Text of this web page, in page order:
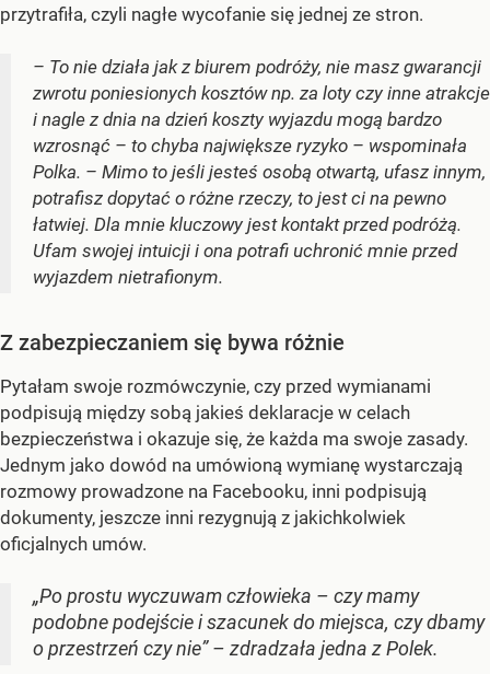
przytrafiła, czyli nagłe wycofanie się jednej ze stron.
– To nie działa jak z biurem podróży, nie masz gwarancji
zwrotu poniesionych kosztów np. za loty czy inne atrakcje
i nagle z dnia na dzień koszty wyjazdu mogą bardzo
wzrosnąć – to chyba największe ryzyko – wspominała
Polka. – Mimo to jeśli jesteś osobą otwartą, ufasz innym,
potrafisz dopytać o różne rzeczy, to jest ci na pewno
łatwiej. Dla mnie kluczowy jest kontakt przed podróżą.
Ufam swojej intuicji i ona potrafi uchronić mnie przed
wyjazdem nietrafionym.
Z zabezpieczaniem się bywa różnie
Pytałam swoje rozmówczynie, czy przed wymianami
podpisują między sobą jakieś deklaracje w celach
bezpieczeństwa i okazuje się, że każda ma swoje zasady.
Jednym jako dowód na umówioną wymianę wystarczają
rozmowy prowadzone na Facebooku, inni podpisują
dokumenty, jeszcze inni rezygnują z jakichkolwiek
oficjalnych umów.
„Po prostu wyczuwam człowieka – czy mamy
podobne podejście i szacunek do miejsca, czy dbamy
o przestrzeń czy nie” – zdradzała jedna z Polek.